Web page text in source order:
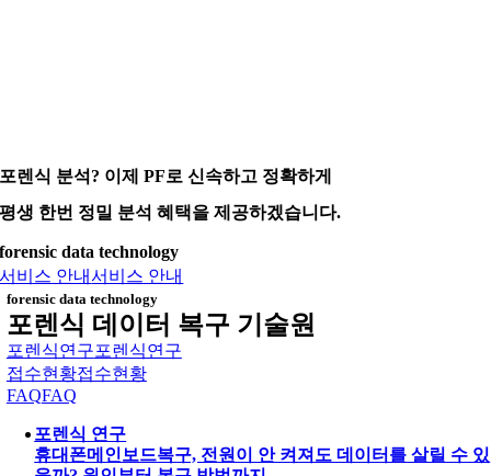
포렌식 분석? 이제 PF로 신속하고 정확하게
평생 한번 정밀 분석 혜택을 제공하겠습니다.
forensic data technology
서비스 안내서비스 안내
forensic data technology
포렌식 데이터 복구 기술원
포렌식연구포렌식연구
접수현황접수현황
FAQFAQ
포렌식 연구
휴대폰메인보드복구, 전원이 안 켜져도 데이터를 살릴 수 있